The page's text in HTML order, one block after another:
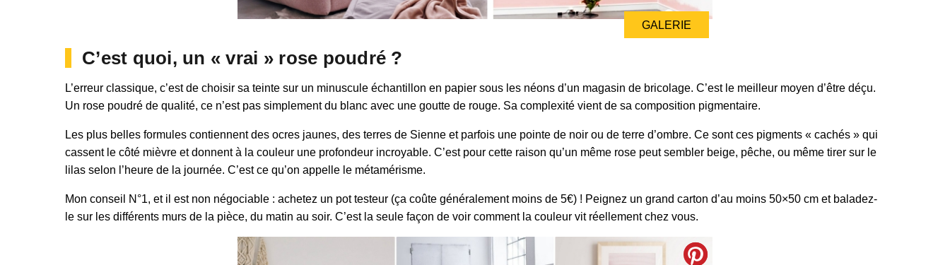
GALERIE
C’est quoi, un « vrai » rose poudré ?
L’erreur classique, c’est de choisir sa teinte sur un minuscule échantillon en papier sous les néons d’un magasin de bricolage. C’est le meilleur moyen d’être déçu.
Un rose poudré de qualité, ce n’est pas simplement du blanc avec une goutte de rouge. Sa complexité vient de sa composition pigmentaire.
Les plus belles formules contiennent des ocres jaunes, des terres de Sienne et parfois une pointe de noir ou de terre d’ombre. Ce sont ces pigments « cachés » qui
cassent le côté mièvre et donnent à la couleur une profondeur incroyable. C’est pour cette raison qu’un même rose peut sembler beige, pêche, ou même tirer sur le
lilas selon l’heure de la journée. C’est ce qu’on appelle le métamérisme.
Mon conseil N°1, et il est non négociable : achetez un pot testeur (ça coûte généralement moins de 5€) ! Peignez un grand carton d’au moins 50×50 cm et baladez-
le sur les différents murs de la pièce, du matin au soir. C’est la seule façon de voir comment la couleur vit réellement chez vous.